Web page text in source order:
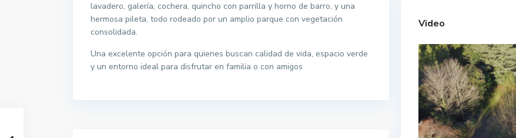
lavadero, galería, cochera, quincho con parrilla y horno de barro, y una
hermosa pileta, todo rodeado por un amplio parque con vegetación
consolidada.
Una excelente opción para quienes buscan calidad de vida, espacio verde
y un entorno ideal para disfrutar en familia o con amigos
Video